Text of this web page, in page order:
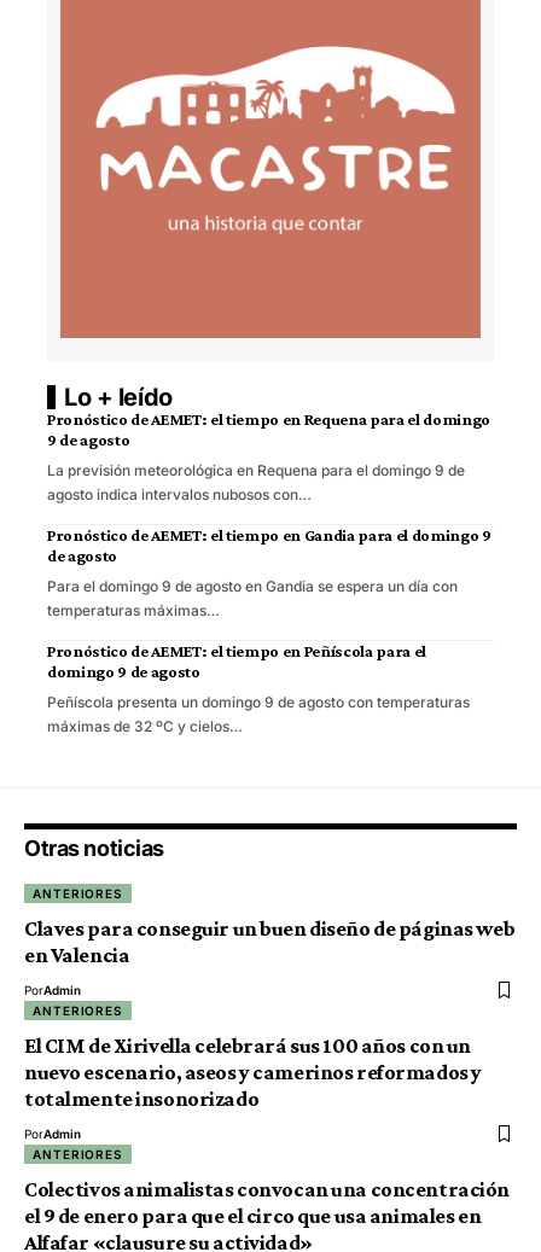
Lo + leído
Pronóstico de AEMET: el tiempo en Requena para el domingo
9 de agosto
La previsión meteorológica en Requena para el domingo 9 de
agosto indica intervalos nubosos con…
Pronóstico de AEMET: el tiempo en Gandia para el domingo 9
de agosto
Para el domingo 9 de agosto en Gandia se espera un día con
temperaturas máximas…
Pronóstico de AEMET: el tiempo en Peñíscola para el
domingo 9 de agosto
Peñíscola presenta un domingo 9 de agosto con temperaturas
máximas de 32 ºC y cielos…
Otras noticias
ANTERIORES
Claves para conseguir un buen diseño de páginas web
en Valencia
PorAdmin
ANTERIORES
El CIM de Xirivella celebrará sus 100 años con un
nuevo escenario, aseos y camerinos reformados y
totalmente insonorizado
PorAdmin
ANTERIORES
Colectivos animalistas convocan una concentración
el 9 de enero para que el circo que usa animales en
Alfafar «clausure su actividad»